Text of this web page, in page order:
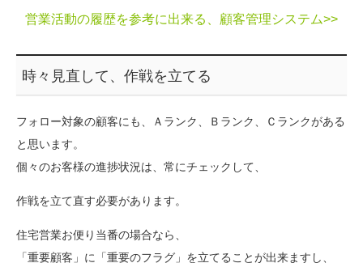
営業活動の履歴を参考に出来る、顧客管理システム>>
時々見直して、作戦を立てる
フォロー対象の顧客にも、Ａランク、Ｂランク、Ｃランクがある
と思います。
個々のお客様の進捗状況は、常にチェックして、
作戦を立て直す必要があります。
住宅営業お便り当番の場合なら、
「重要顧客」に「重要のフラグ」を立てることが出来ますし、